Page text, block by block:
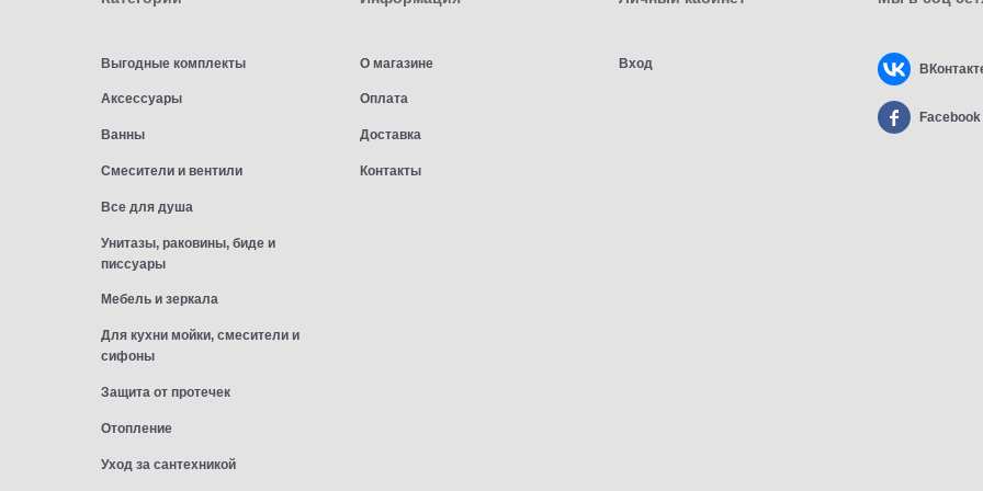
Выгодные комплекты
Аксессуары
Ванны
Смесители и вентили
Все для душа
Унитазы, раковины, биде и
писсуары
Мебель и зеркала
Для кухни мойки, смесители и
сифоны
Защита от протечек
Отопление
Уход за сантехникой
О магазине
Оплата
Доставка
Контакты
Вход
Facebook